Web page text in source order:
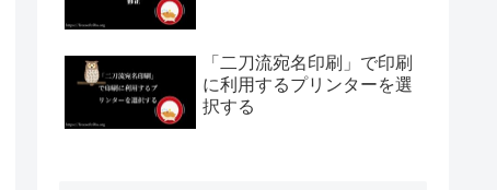
「二刀流宛名印刷」で印刷
に利用するプリンターを選
択する